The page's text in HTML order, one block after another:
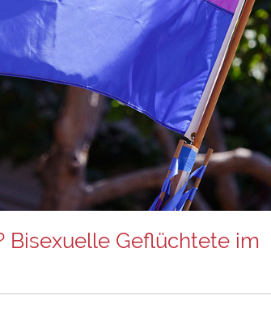
Bisexuelle Geflüchtete im